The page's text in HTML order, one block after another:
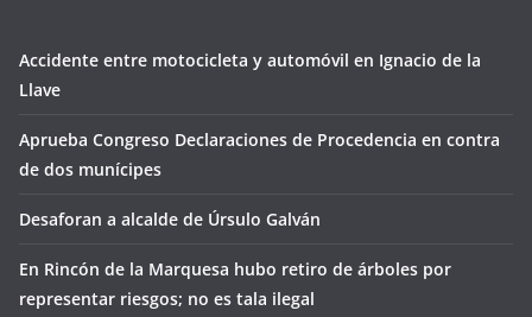
Accidente entre motocicleta y automóvil en Ignacio de la
Llave
Aprueba Congreso Declaraciones de Procedencia en contra
de dos munícipes
Desaforan a alcalde de Úrsulo Galván
En Rincón de la Marquesa hubo retiro de árboles por
representar riesgos; no es tala ilegal